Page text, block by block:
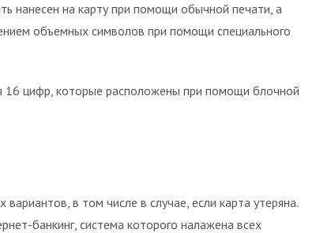
нанесен на карту при помощи обычной печати, а
объемных символов при помощи специального
16 цифр, которые расположены при помощи блочной
в том числе в случае, если карта утеряна.
банкинг, система которого налажена всех